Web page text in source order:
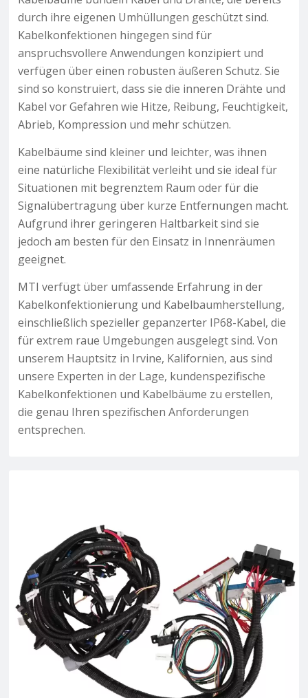
durch ihre eigenen Umhüllungen geschützt sind.
Kabelkonfektionen hingegen sind für
anspruchsvollere Anwendungen konzipiert und
verfügen über einen robusten äußeren Schutz. Sie
sind so konstruiert, dass sie die inneren Drähte und
Kabel vor Gefahren wie Hitze, Reibung, Feuchtigkeit,
Abrieb, Kompression und mehr schützen.
Kabelbäume sind kleiner und leichter, was ihnen
eine natürliche Flexibilität verleiht und sie ideal für
Situationen mit begrenztem Raum oder für die
Signalübertragung über kurze Entfernungen macht.
Aufgrund ihrer geringeren Haltbarkeit sind sie
jedoch am besten für den Einsatz in Innenräumen
geeignet.
MTI verfügt über umfassende Erfahrung in der
Kabelkonfektionierung und Kabelbaumherstellung,
einschließlich spezieller gepanzerter IP68-Kabel, die
für extrem raue Umgebungen ausgelegt sind. Von
unserem Hauptsitz in Irvine, Kalifornien, aus sind
unsere Experten in der Lage, kundenspezifische
Kabelkonfektionen und Kabelbäume zu erstellen,
die genau Ihren spezifischen Anforderungen
entsprechen.